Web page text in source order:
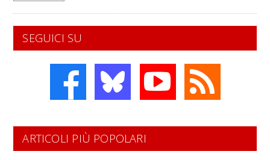
SEGUICI SU
ARTICOLI PIÙ POPOLARI